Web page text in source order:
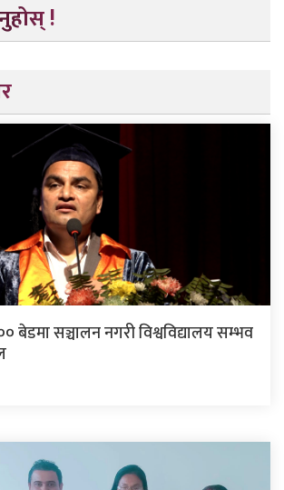
!
बेडमा सञ्चालन नगरी विश्वविद्यालय सम्भव